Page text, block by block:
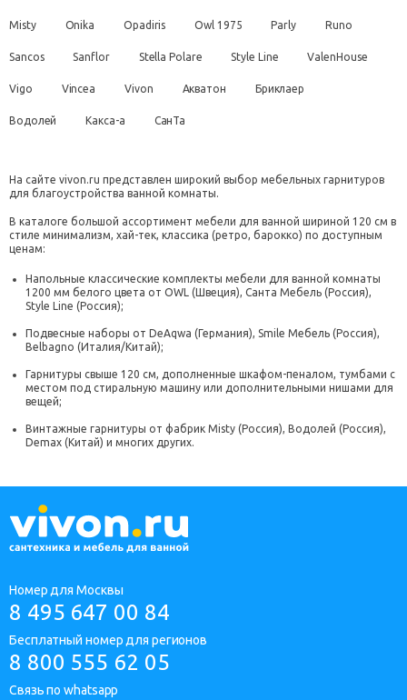
Misty Onika Opadiris Owl 1975 Parly Runo
Sancos Sanflor Stella Polare Style Line ValenHouse
Vigo Vincea Vivon Акватон Бриклаер
Водолей Какса-а СанТа
На сайте vivon.ru представлен широкий выбор мебельных гарнитуров
для благоустройства ванной комнаты.
В каталоге большой ассортимент мебели для ванной шириной 120 см в
стиле минимализм, хай-тек, классика (ретро, барокко) по доступным
ценам:
Напольные классические комплекты мебели для ванной комнаты
1200 мм белого цвета от OWL (Швеция), Санта Мебель (Россия),
Style Line (Россия);
Подвесные наборы от DeAqwa (Германия), Smile Мебель (Россия),
Belbagno (Италия/Китай);
Гарнитуры свыше 120 см, дополненные шкафом-пеналом, тумбами с
местом под стиральную машину или дополнительными нишами для
вещей;
Винтажные гарнитуры от фабрик Misty (Россия), Водолей (Россия),
Demax (Китай) и многих других.
Номер для Москвы
8 495 647 00 84
Бесплатный номер для регионов
8 800 555 62 05
Связь по whatsapp